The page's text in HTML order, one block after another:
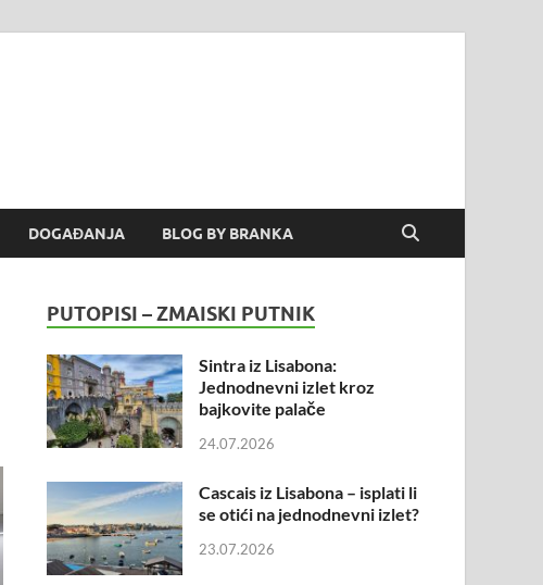
DOGAĐANJA BLOG BY BRANKA
PUTOPISI – ZMAISKI PUTNIK
Sintra iz Lisabona:
Jednodnevni izlet kroz
bajkovite palače
24.07.2026
Cascais iz Lisabona – isplati li
se otići na jednodnevni izlet?
23.07.2026